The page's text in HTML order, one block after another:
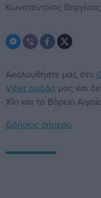
Κωνσταντίνος
Ακολουθήστε μας στο
Viber ομάδα μας και
Χίο και το Βόρειο
Ειδήσεις σήμερα